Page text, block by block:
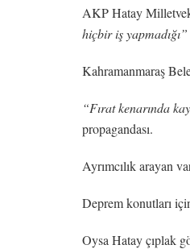
AKP Hatay
hiçbir iş yapmadığı”
Kahramanmaraş
“Fırat kenarında
propagandası.
Ayrımcılık arayan
Deprem konutları
Oysa Hatay çıplak